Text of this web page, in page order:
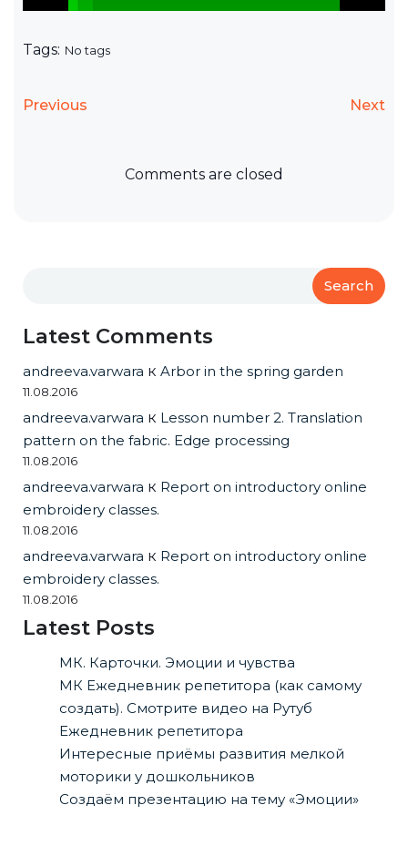
Tags: No tags
Previous Next
Comments are closed
Search
Latest Comments
andreeva.varwara к Arbor in the spring garden
11.08.2016
andreeva.varwara к Lesson number 2. Translation
pattern on the fabric. Edge processing
11.08.2016
andreeva.varwara к Report on introductory online
embroidery classes.
11.08.2016
andreeva.varwara к Report on introductory online
embroidery classes.
11.08.2016
Latest Posts
МК. Карточки. Эмоции и чувства
МК Ежедневник репетитора (как самому
создать). Смотрите видео на Рутуб
Ежедневник репетитора
Интересные приёмы развития мелкой
моторики у дошкольников
Создаём презентацию на тему «Эмоции»